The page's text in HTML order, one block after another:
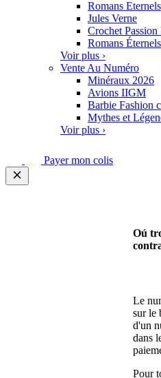
Romans Eternels
Jules Verne
Crochet Passion
Romans
Voir plus ›
Vente Au Numéro
Minéraux 2026
Avions IIGM
Barbie Fashion
Mythes et
Voir plus ›
Payer mon colis
Oú
Le
sur le
d'un
dans
Pour